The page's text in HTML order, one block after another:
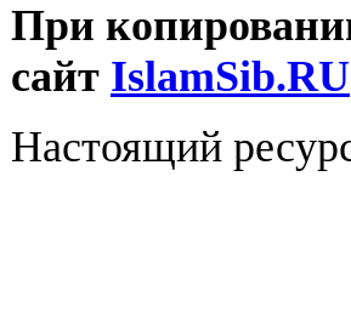
При
сайт IslamSib.RU
Настоящий